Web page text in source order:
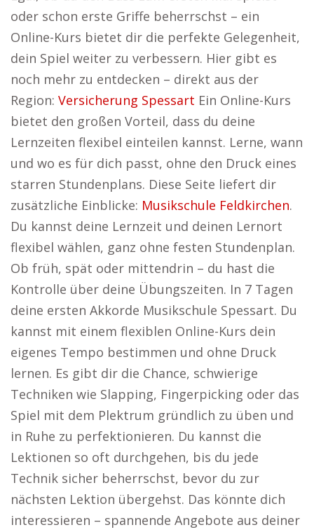
oder schon erste Griffe beherrschst – ein
Online-Kurs bietet dir die perfekte Gelegenheit,
dein Spiel weiter zu verbessern. Hier gibt es
noch mehr zu entdecken – direkt aus der
Region: Versicherung Spessart Ein Online-Kurs
bietet den großen Vorteil, dass du deine
Lernzeiten flexibel einteilen kannst. Lerne, wann
und wo es für dich passt, ohne den Druck eines
starren Stundenplans. Diese Seite liefert dir
zusätzliche Einblicke: Musikschule Feldkirchen.
Du kannst deine Lernzeit und deinen Lernort
flexibel wählen, ganz ohne festen Stundenplan.
Ob früh, spät oder mittendrin – du hast die
Kontrolle über deine Übungszeiten. In 7 Tagen
deine ersten Akkorde Musikschule Spessart. Du
kannst mit einem flexiblen Online-Kurs dein
eigenes Tempo bestimmen und ohne Druck
lernen. Es gibt dir die Chance, schwierige
Techniken wie Slapping, Fingerpicking oder das
Spiel mit dem Plektrum gründlich zu üben und
in Ruhe zu perfektionieren. Du kannst die
Lektionen so oft durchgehen, bis du jede
Technik sicher beherrschst, bevor du zur
nächsten Lektion übergehst. Das könnte dich
interessieren – spannende Angebote aus deiner